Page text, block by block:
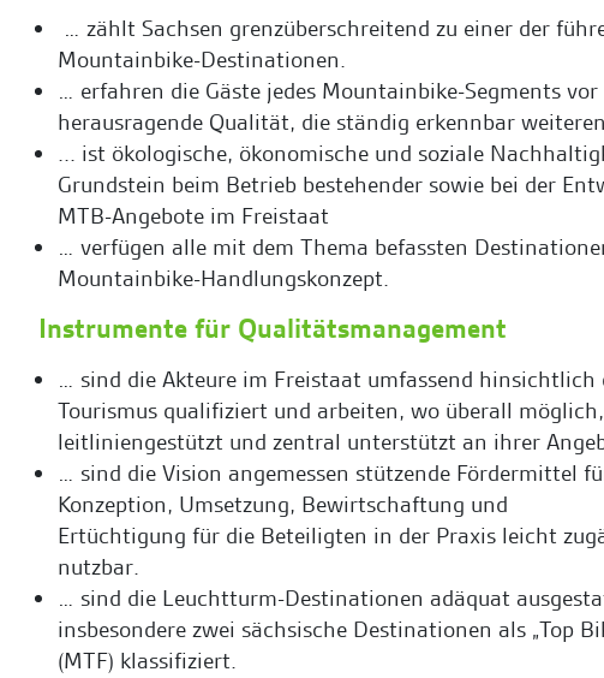
… zählt Sachsen grenzüberschreitend zu einer der
Mountainbike-Destinationen.
… erfahren die Gäste jedes Mountainbike-Segments
herausragende Qualität, die ständig erkennbar
... ist ökologische, ökonomische und soziale
Grundstein beim Betrieb bestehender sowie bei der
MTB-Angebote im Freistaat
… verfügen alle mit dem Thema befassten
Mountainbike-Handlungskonzept.
Instrumente für Qualitätsmanagement
… sind die Akteure im Freistaat umfassend hinsichtlich
Tourismus qualifiziert und arbeiten, wo überall
leitliniengestützt und zentral unterstützt an ihrer
… sind die Vision angemessen stützende Fördermittel
Konzeption, Umsetzung, Bewirtschaftung und
Ertüchtigung für die Beteiligten in der Praxis leicht
nutzbar.
… sind die Leuchtturm-Destinationen adäquat
insbesondere zwei sächsische Destinationen als „Top
(MTF) klassifiziert.